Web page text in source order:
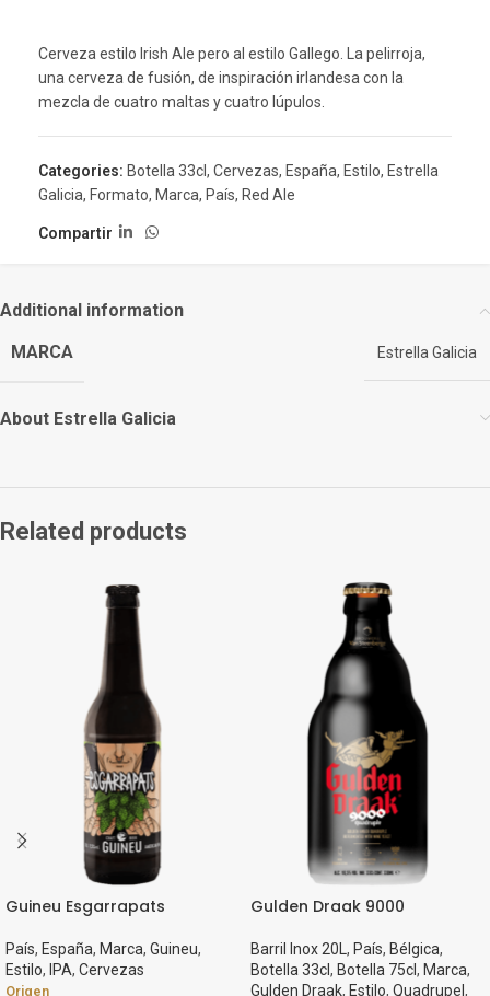
Cerveza estilo Irish Ale pero al estilo Gallego. La pelirroja,
una cerveza de fusión, de inspiración irlandesa con la
mezcla de cuatro maltas y cuatro lúpulos.
Categories: Botella 33cl, Cervezas, España, Estilo, Estrella
Galicia, Formato, Marca, País, Red Ale
Compartir
Additional information
MARCA
Estrella Galicia
About Estrella Galicia
Related products
Guineu Esgarrapats
País, España, Marca, Guineu,
Estilo, IPA, Cervezas
Origen
Gulden Draak 9000
Barril Inox 20L , País, Bélgica,
Botella 33cl, Botella 75cl, Marca,
Gulden Draak, Estilo, Quadrupel ,